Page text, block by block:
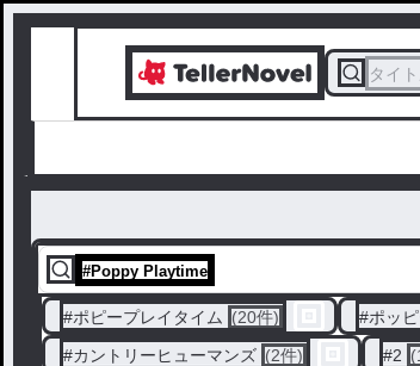
タイ
#Poppy Playtime
#ポピープレイタイム (20件) #ポッ
#カントリーヒューマンズ (2件) #2